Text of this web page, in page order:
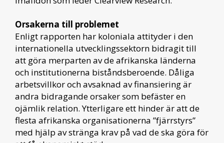
Orsakerna till problemet
Enligt rapporten har koloniala attityder i den
internationella utvecklingssektorn bidragit till
att göra merparten av de afrikanska länderna
och institutionerna biståndsberoende. Dåliga
arbetsvillkor och avsaknad av finansiering är
andra bidragande orsaker som befäster en
ojämlik relation. Ytterligare ett hinder är att de
flesta afrikanska organisationerna ”fjärrstyrs”
med hjälp av stränga krav på vad de ska göra för